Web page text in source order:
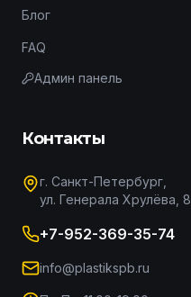
Блог
FAQ
Админ панель
Контакты
г. Санкт-Петербург,
ул. Генерала Хрулёва, 8
+7-952-369-35-74
info@plastikspb.ru